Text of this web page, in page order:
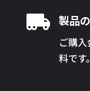
 製品
ご購
料です。